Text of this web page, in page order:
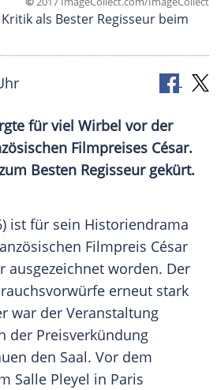
als Bester Regisseur beim
für viel Wirbel vor der
Filmpreises César.
Besten Regisseur gekürt.
ist für sein Historiendrama
Filmpreis César
ausgezeichnet worden. Der
erneut stark
war der Veranstaltung
der Preisverkündung
den Saal. Vor dem
Salle Pleyel in Paris